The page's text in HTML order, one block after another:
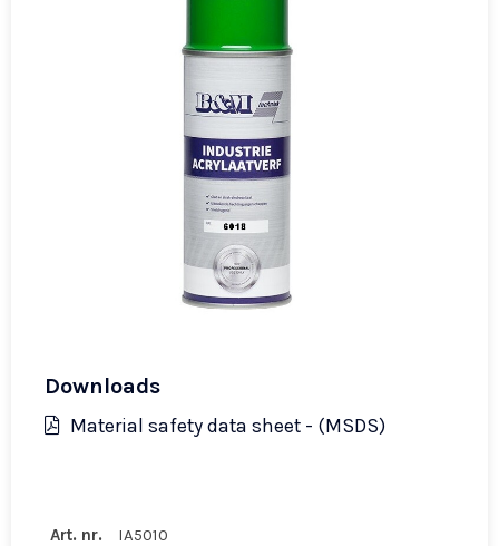
Downloads
Material safety data sheet - (MSDS)
Art. nr.
IA5010